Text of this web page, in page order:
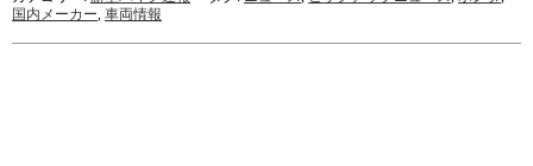
国内メーカー, 車両情報